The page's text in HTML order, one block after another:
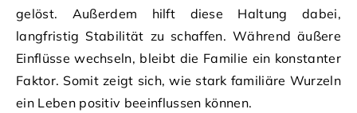
gelöst. Außerdem hilft diese Haltung dabei,
langfristig Stabilität zu schaffen. Während äußere
Einflüsse wechseln, bleibt die Familie ein konstanter
Faktor. Somit zeigt sich, wie stark familiäre Wurzeln
ein Leben positiv beeinflussen können.